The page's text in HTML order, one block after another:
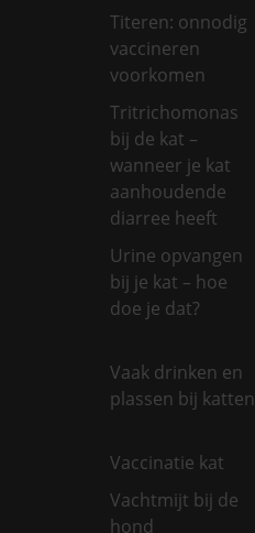
Titeren: onnodig
vaccineren
voorkomen
Tritrichomonas
bij de kat –
wanneer je kat
aanhoudende
diarree heeft
Urine opvangen
bij je kat – hoe
doe je dat?
Vaak drinken en
plassen bij katten
Vaccinatie kat
Vachtmijt bij de
hond